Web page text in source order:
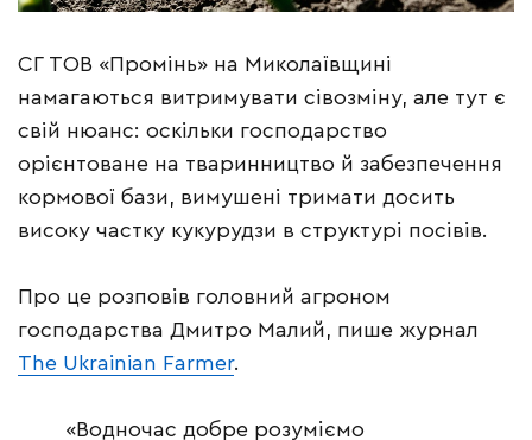
СГ ТОВ «Промінь» на Миколаївщині
намагаються витримувати сівозміну, але тут є
свій нюанс: оскільки господарство
орієнтоване на тваринництво й забезпечення
кормової бази, вимушені тримати досить
високу частку кукурудзи в структурі посівів.
Про це розповів головний агроном
господарства Дмитро Малий, пише журнал
The Ukrainian Farmer.
«Водночас добре розуміємо